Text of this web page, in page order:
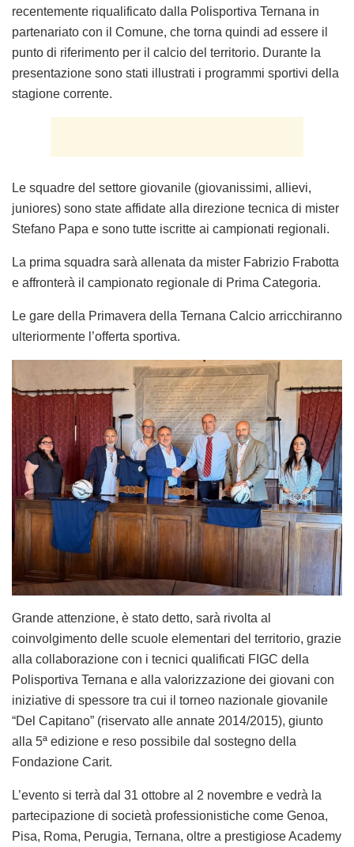
recentemente riqualificato dalla Polisportiva Ternana in
partenariato con il Comune, che torna quindi ad essere il
punto di riferimento per il calcio del territorio. Durante la
presentazione sono stati illustrati i programmi sportivi della
stagione corrente.
Le squadre del settore giovanile (giovanissimi, allievi,
juniores) sono state affidate alla direzione tecnica di mister
Stefano Papa e sono tutte iscritte ai campionati regionali.
La prima squadra sarà allenata da mister Fabrizio Frabotta
e affronterà il campionato regionale di Prima Categoria.
Le gare della Primavera della Ternana Calcio arricchiranno
ulteriormente l’offerta sportiva.
Grande attenzione, è stato detto, sarà rivolta al
coinvolgimento delle scuole elementari del territorio, grazie
alla collaborazione con i tecnici qualificati FIGC della
Polisportiva Ternana e alla valorizzazione dei giovani con
iniziative di spessore tra cui il torneo nazionale giovanile
“Del Capitano” (riservato alle annate 2014/2015), giunto
alla 5ª edizione e reso possibile dal sostegno della
Fondazione Carit.
L’evento si terrà dal 31 ottobre al 2 novembre e vedrà la
partecipazione di società professionistiche come Genoa,
Pisa, Roma, Perugia, Ternana, oltre a prestigiose Academy